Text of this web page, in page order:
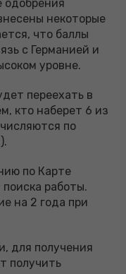
одобрения
некоторые
что баллы
с Германией и
уровне.
переехать в
кто наберет 6 из
по
по Карте
работы.
на 2 года при
для получения
получить